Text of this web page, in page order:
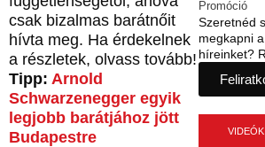
csak bizalmas barátnőit
hívta meg. Ha érdekelnek
a részletek, olvass tovább!
Tipp: Arnold
Schwarzenegger egyik
legjobb barátjához jött
Budapestre
Szeretnéd
megkapni
híreinket?
Promóció
VIDEÓK